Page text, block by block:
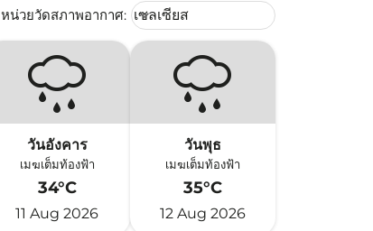
หน่วยวัดสภาพอากาศ: Weather unit option เซลเซียส
เซลเซียส
keyboard_arrow_down
วันอังคาร
เมฆเต็มท้องฟ้า
34°C
11 Aug 2026
วันพุธ
เมฆเต็มท้องฟ้า
35°C
12 Aug 2026